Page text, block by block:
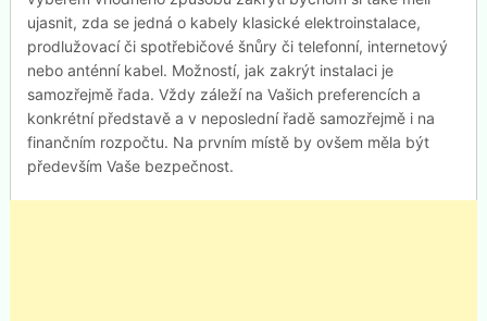
ujasnit, zda se jedná o kabely klasické elektroinstalace,
prodlužovací či spotřebičové šnůry či telefonní, internetový
nebo anténní kabel. Možností, jak zakrýt instalaci je
samozřejmě řada. Vždy záleží na Vašich preferencích a
konkrétní představě a v neposlední řadě samozřejmě i na
finančním rozpočtu. Na prvním místě by ovšem měla být
především Vaše bezpečnost.